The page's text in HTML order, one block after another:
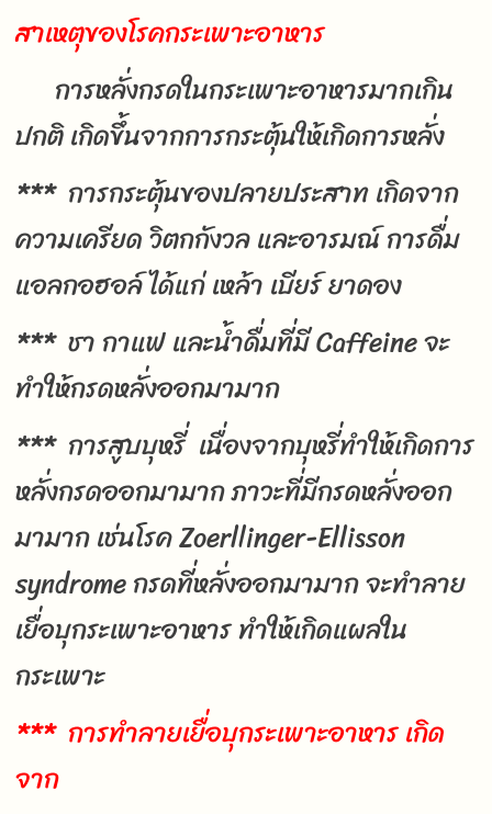
สาเหตุของโรคกระเพาะอาหาร
การหลั่งกรดในกระเพาะอาหารมากเกิน
ปกติ เกิดขึ้นจากการกระตุ้นให้เกิดการหลั่ง
*** การกระตุ้นของปลายประสาท เกิดจาก
ความเครียด วิตกกังวล และอารมณ์ การดื่ม
แอลกอฮอล์ ได้แก่ เหล้า เบียร์ ยาดอง
*** ชา กาแฟ และน้ำดื่มที่มี Caffeine จะ
ทำให้กรดหลั่งออกมามาก
*** การสูบบุหรี่ เนื่องจากบุหรี่ทำให้เกิดการ
หลั่งกรดออกมามาก ภาวะที่มีกรดหลั่งออก
มามาก เช่นโรค Zoerllinger-Ellisson
syndrome กรดที่หลั่งออกมามาก จะทำลาย
เยื่อบุกระเพาะอาหาร ทำให้เกิดแผลใน
กระเพาะ
*** การทำลายเยื่อบุกระเพาะอาหาร เกิด
จาก